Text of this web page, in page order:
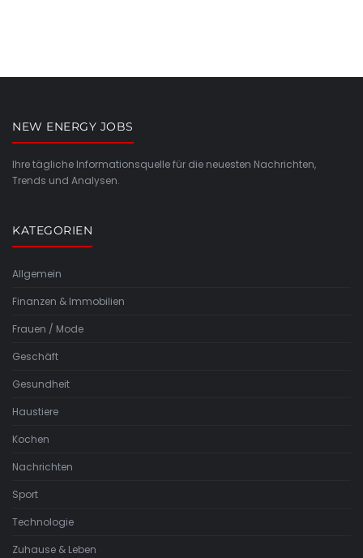
NEW ENERGY JOBS
Ihre tägliche Informationsquelle für die neuesten Nachrichten,
Trends und Analysen.
KATEGORIEN
Allgemein
Finanzen & Immobilien
Frauen / Mode
Geschäft
Gesundheit
Haustiere
Kochen
Nachrichten
Sport
Technologie
Zuhause & Leben